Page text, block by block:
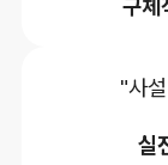
구체
"사
실